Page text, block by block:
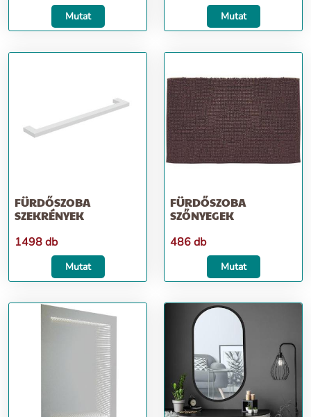
Mutat Mutat
FÜRDŐSZOBA
SZEKRÉNYEK
1498 db
Mutat
FÜRDŐSZOBA
SZŐNYEGEK
486 db
Mutat